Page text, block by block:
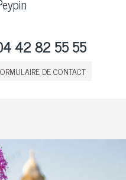
42 82 55 55
DE CONTACT